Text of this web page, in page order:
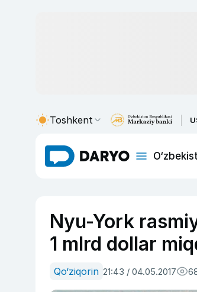
Toshkent
Nyu-York
1 mlrd dollar
Qo‘ziqorin 21:43 / 04.05.2017